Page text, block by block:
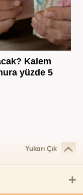
Kalem
yüzde 5
Yukarı Çık